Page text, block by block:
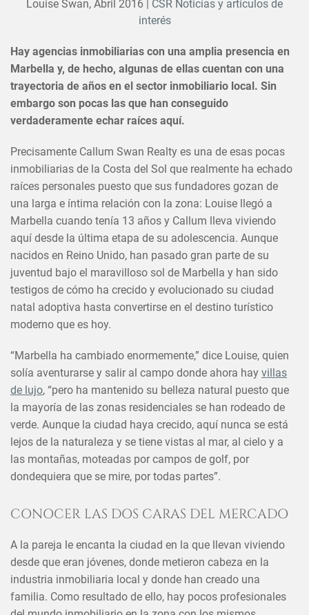
Louise Swan, Abril 2016 | CSR Noticias y artículos de
interés
Hay agencias inmobiliarias con una amplia presencia en
Marbella y, de hecho, algunas de ellas cuentan con una
trayectoria de años en el sector inmobiliario local. Sin
embargo son pocas las que han conseguido
verdaderamente echar raíces aquí.
Precisamente Callum Swan Realty es una de esas pocas
inmobiliarias de la Costa del Sol que realmente ha echado
raíces personales puesto que sus fundadores gozan de
una larga e íntima relación con la zona: Louise llegó a
Marbella cuando tenía 13 años y Callum lleva viviendo
aquí desde la última etapa de su adolescencia. Aunque
nacidos en Reino Unido, han pasado gran parte de su
juventud bajo el maravilloso sol de Marbella y han sido
testigos de cómo ha crecido y evolucionado su ciudad
natal adoptiva hasta convertirse en el destino turístico
moderno que es hoy.
“Marbella ha cambiado enormemente,” dice Louise, quien
solía aventurarse y salir al campo donde ahora hay villas
de lujo, “pero ha mantenido su belleza natural puesto que
la mayoría de las zonas residenciales se han rodeado de
verde. Aunque la ciudad haya crecido, aquí nunca se está
lejos de la naturaleza y se tiene vistas al mar, al cielo y a
las montañas, moteadas por campos de golf, por
dondequiera que se mire, por todas partes”.
CONOCER LAS DOS CARAS DEL MERCADO
A la pareja le encanta la ciudad en la que llevan viviendo
desde que eran jóvenes, donde metieron cabeza en la
industria inmobiliaria local y donde han creado una
familia. Como resultado de ello, hay pocos profesionales